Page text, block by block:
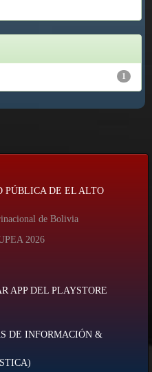
1
PÚBLICA DE EL ALTO
de Bolivia
2026
APP DEL PLAYSTORE
DE INFORMACIÓN &